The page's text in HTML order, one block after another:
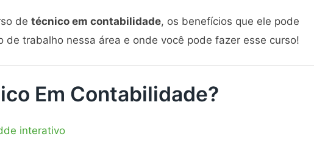
de técnico em contabilidade, os benefícios que ele pode
de trabalho nessa área e onde você pode fazer esse curso!
Em Contabilidade?
interativo